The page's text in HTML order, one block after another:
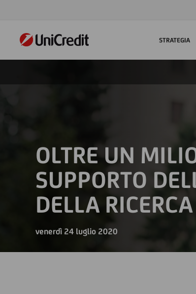
STRATEGIA
OLTRE UN
SUPPORTO
DELLA RICERCA
venerdì 24 luglio 2020